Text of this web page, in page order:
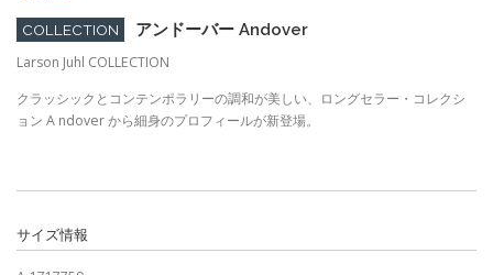
COLLECTION
アンドーバー Andover
Larson Juhl COLLECTION
クラッシックとコンテンポラリーの調和が美しい、ロングセラー・コレクシ
ョン A ndover から細身のプロフィールが新登場。
サイズ情報